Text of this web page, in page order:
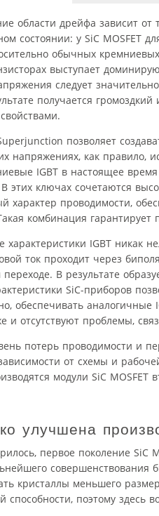
области дрейфа зависит
состоянии: у SiC MOSFET
обычных
выступает
следует
получается
позволяет
напряжениях, как правило,
IGBT в настоящее
этих ключах сочетаются
характер проводимости,
комбинация
характеристики IGBT никак
ток проходит через
В результате
SiC-приборов
обеспечивать
и отсутствуют проблемы,
потерь проводимости и
от схемы и
модули SiC
улучшена
первое поколение
совершенствования
кристаллы меньшего
способности, поэтому здесь